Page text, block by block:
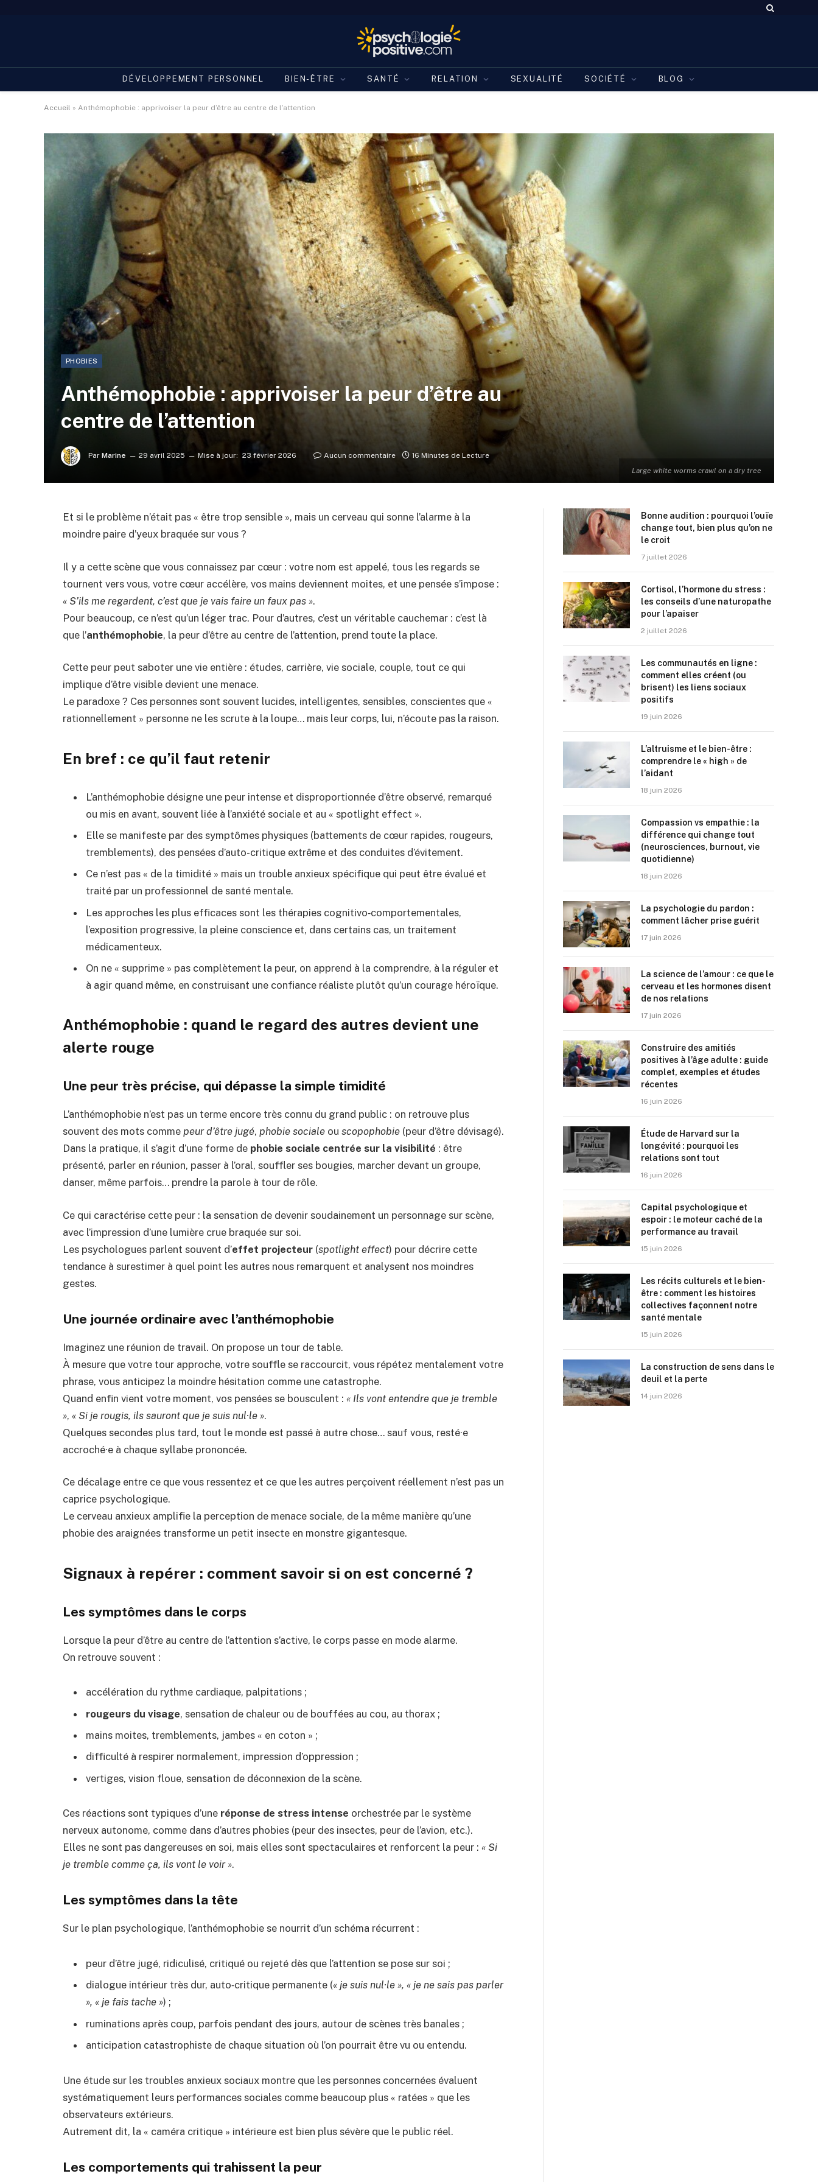
DÉVELOPPEMENT PERSONNEL BIEN-ÊTRE SANTÉ RELATION SEXUALITÉ SOCIÉTÉ BLOG
Accueil » Anthémophobie : apprivoiser la peur d’être au centre de l’attention
Large white worms crawl on a dry tree
PHOBIES
Anthémophobie : apprivoiser la peur d’être au
centre de l’attention
Par Marine 29 avril 2025 Mise à jour: 23 février 2026 Aucun commentaire 16 Minutes de Lecture
Et si le problème n’était pas « être trop sensible », mais un cerveau qui sonne l’alarme à la
moindre paire d’yeux braquée sur vous ?
Il y a cette scène que vous connaissez par cœur : votre nom est appelé, tous les regards se
tournent vers vous, votre cœur accélère, vos mains deviennent moites, et une pensée s’impose :
« S’ils me regardent, c’est que je vais faire un faux pas ».
Pour beaucoup, ce n’est qu’un léger trac. Pour d’autres, c’est un véritable cauchemar : c’est là
que l’anthémophobie, la peur d’être au centre de l’attention, prend toute la place.
Cette peur peut saboter une vie entière : études, carrière, vie sociale, couple, tout ce qui
implique d’être visible devient une menace.
Le paradoxe ? Ces personnes sont souvent lucides, intelligentes, sensibles, conscientes que «
rationnellement » personne ne les scrute à la loupe… mais leur corps, lui, n’écoute pas la raison.
En bref : ce qu’il faut retenir
L’anthémophobie désigne une peur intense et disproportionnée d’être observé, remarqué
ou mis en avant, souvent liée à l’anxiété sociale et au « spotlight effect ».
Elle se manifeste par des symptômes physiques (battements de cœur rapides, rougeurs,
tremblements), des pensées d’auto-critique extrême et des conduites d’évitement.
Ce n’est pas « de la timidité » mais un trouble anxieux spécifique qui peut être évalué et
traité par un professionnel de santé mentale.
Les approches les plus efficaces sont les thérapies cognitivo‑comportementales,
l’exposition progressive, la pleine conscience et, dans certains cas, un traitement
médicamenteux.
On ne « supprime » pas complètement la peur, on apprend à la comprendre, à la réguler et
à agir quand même, en construisant une confiance réaliste plutôt qu’un courage héroïque.
Anthémophobie : quand le regard des autres devient une
alerte rouge
Une peur très précise, qui dépasse la simple timidité
L’anthémophobie n’est pas un terme encore très connu du grand public : on retrouve plus
souvent des mots comme peur d’être jugé, phobie sociale ou scopophobie (peur d’être dévisagé).
Dans la pratique, il s’agit d’une forme de phobie sociale centrée sur la visibilité : être
présenté, parler en réunion, passer à l’oral, souffler ses bougies, marcher devant un groupe,
danser, même parfois… prendre la parole à tour de rôle.
Ce qui caractérise cette peur : la sensation de devenir soudainement un personnage sur scène,
avec l’impression d’une lumière crue braquée sur soi.
Les psychologues parlent souvent d’effet projecteur (spotlight effect) pour décrire cette
tendance à surestimer à quel point les autres nous remarquent et analysent nos moindres
gestes.
Une journée ordinaire avec l’anthémophobie
Imaginez une réunion de travail. On propose un tour de table.
À mesure que votre tour approche, votre souffle se raccourcit, vous répétez mentalement votre
phrase, vous anticipez la moindre hésitation comme une catastrophe.
Quand enfin vient votre moment, vos pensées se bousculent : « Ils vont entendre que je tremble
», « Si je rougis, ils sauront que je suis nul·le ».
Quelques secondes plus tard, tout le monde est passé à autre chose… sauf vous, resté·e
accroché·e à chaque syllabe prononcée.
Ce décalage entre ce que vous ressentez et ce que les autres perçoivent réellement n’est pas un
caprice psychologique.
Le cerveau anxieux amplifie la perception de menace sociale, de la même manière qu’une
phobie des araignées transforme un petit insecte en monstre gigantesque.
Signaux à repérer : comment savoir si on est concerné ?
Les symptômes dans le corps
Lorsque la peur d’être au centre de l’attention s’active, le corps passe en mode alarme.
On retrouve souvent :
accélération du rythme cardiaque, palpitations ;
rougeurs du visage, sensation de chaleur ou de bouffées au cou, au thorax ;
mains moites, tremblements, jambes « en coton » ;
difficulté à respirer normalement, impression d’oppression ;
vertiges, vision floue, sensation de déconnexion de la scène.
Ces réactions sont typiques d’une réponse de stress intense orchestrée par le système
nerveux autonome, comme dans d’autres phobies (peur des insectes, peur de l’avion, etc.).
Elles ne sont pas dangereuses en soi, mais elles sont spectaculaires et renforcent la peur : « Si
je tremble comme ça, ils vont le voir ».
Les symptômes dans la tête
Sur le plan psychologique, l’anthémophobie se nourrit d’un schéma récurrent :
peur d’être jugé, ridiculisé, critiqué ou rejeté dès que l’attention se pose sur soi ;
dialogue intérieur très dur, auto‑critique permanente (« je suis nul·le », « je ne sais pas parler
», « je fais tache ») ;
ruminations après coup, parfois pendant des jours, autour de scènes très banales ;
anticipation catastrophiste de chaque situation où l’on pourrait être vu ou entendu.
Une étude sur les troubles anxieux sociaux montre que les personnes concernées évaluent
systématiquement leurs performances sociales comme beaucoup plus « ratées » que les
observateurs extérieurs.
Autrement dit, la « caméra critique » intérieure est bien plus sévère que le public réel.
Les comportements qui trahissent la peur
Bonne audition : pourquoi l’ouïe
change tout, bien plus qu’on ne
le croit
7 juillet 2026
Cortisol, l’hormone du stress :
les conseils d’une naturopathe
pour l’apaiser
2 juillet 2026
Les communautés en ligne :
comment elles créent (ou
brisent) les liens sociaux
positifs
19 juin 2026
L’altruisme et le bien-être :
comprendre le « high » de
l’aidant
18 juin 2026
Compassion vs empathie : la
différence qui change tout
(neurosciences, burnout, vie
quotidienne)
18 juin 2026
La psychologie du pardon :
comment lâcher prise guérit
17 juin 2026
La science de l’amour : ce que le
cerveau et les hormones disent
de nos relations
17 juin 2026
Construire des amitiés
positives à l’âge adulte : guide
complet, exemples et études
récentes
16 juin 2026
Étude de Harvard sur la
longévité : pourquoi les
relations sont tout
16 juin 2026
Capital psychologique et
espoir : le moteur caché de la
performance au travail
15 juin 2026
Les récits culturels et le bien-
être : comment les histoires
collectives façonnent notre
santé mentale
15 juin 2026
La construction de sens dans le
deuil et la perte
14 juin 2026